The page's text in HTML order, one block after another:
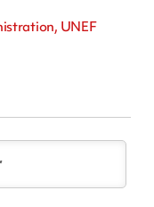
UNEF